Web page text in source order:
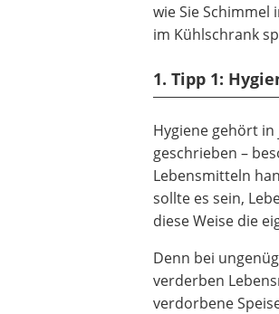
wie Sie
im Kühlschrank
1. Tipp 1:
Hygiene gehört
geschrieben –
Lebensmitteln
sollte es sein,
diese Weise die
Denn bei
verderben
verdorbene